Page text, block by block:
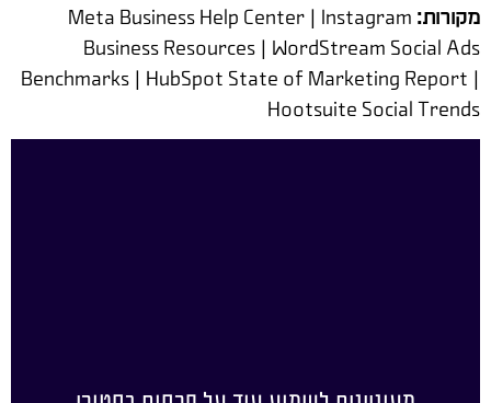
מקורות: Meta Business Help Center | Instagram
Business Resources | WordStream Social Ads
Benchmarks | HubSpot State of Marketing Report |
Hootsuite Social Trends